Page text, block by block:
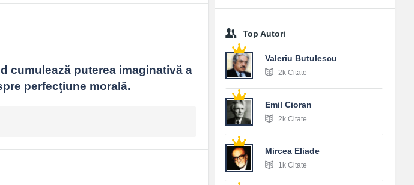
cumulează puterea imaginativă a
perfecţiune morală.
Top Autori
Valeriu Butulescu
2k Citate
Emil Cioran
2k Citate
Mircea Eliade
1k Citate